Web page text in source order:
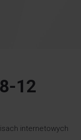
8-12
internetowych